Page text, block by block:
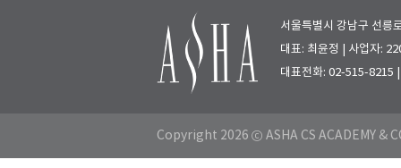
서울특별시 강남구 선릉
대표: 최윤정 | 사업자:
대표전화: 02-515-8215
Copyright 2026 ⓒ ASHA CS ACADEMY &